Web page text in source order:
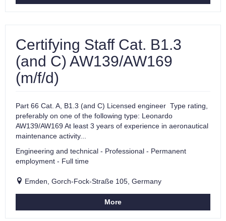
Certifying Staff Cat. B1.3
(and C) AW139/AW169
(m/f/d)
Part 66 Cat. A, B1.3 (and C) Licensed engineer Type rating,
preferably on one of the following type: Leonardo
AW139/AW169 At least 3 years of experience in aeronautical
maintenance activity...
Engineering and technical - Professional - Permanent
employment - Full time
Emden, Gorch-Fock-Straße 105, Germany
More